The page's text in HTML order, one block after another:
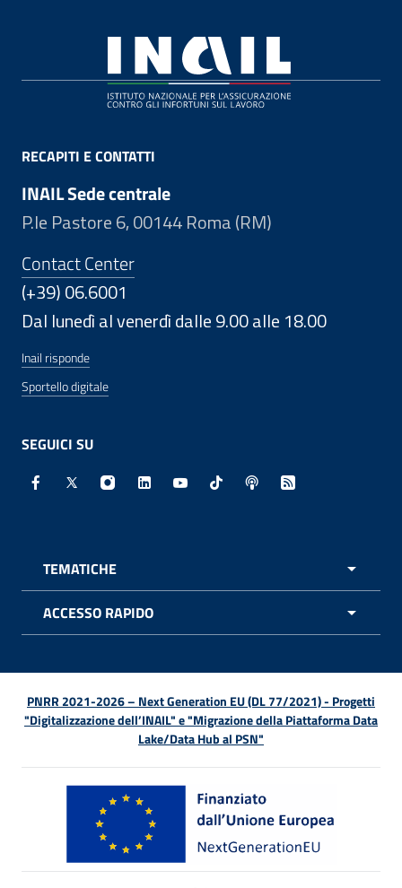
RECAPITI E CONTATTI
INAIL Sede centrale
P.le Pastore 6, 00144 Roma (RM)
Contact Center
(+39) 06.6001
Dal lunedì al venerdì dalle 9.00 alle 18.00
Inail risponde
Sportello digitale
SEGUICI SU
Facebook - Sito esterno - Apertura in nuova finestra
X - Sito esterno - Apertura in nuova finestra
Instagram - Sito esterno - Apertura in
Linkedin - Sito esterno - Apertura in
Youtube - Sito esterno -
TikTok - Sito esterno -
Spreaker - Sito
Feed RSS -
TEMATICHE
ACCESSO RAPIDO
PNRR 2021-2026 – Next Generation EU (DL 77/2021) - Progetti
"Digitalizzazione dell’INAIL" e "Migrazione della Piattaforma Data
Lake/Data Hub al PSN"